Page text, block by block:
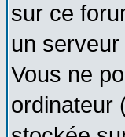
sur ce
un
Vous ne
ordinateur